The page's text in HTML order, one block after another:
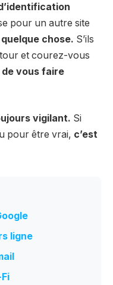
pour un autre site
chose. S’ils
et courez-vous
vous faire
vigilant. Si
pour être vrai, c’est
ligne